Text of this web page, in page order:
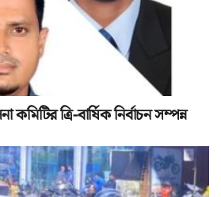
ত্রি-বার্ষিক নির্বাচন সম্পন্ন